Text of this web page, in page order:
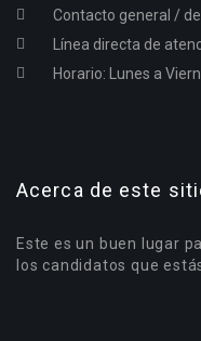
Contacto general /
Línea directa de
Horario: Lunes a
Acerca de este
Este es un buen lugar
los candidatos que